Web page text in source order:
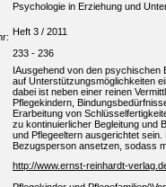
Psychologie in Erziehung und
Heft 3 / 2011
233 - 236
IAusgehend von den psychischen
auf Unterstützungsmöglichkeiten
dabei ist neben einer reinen
Pflegekindern,
Erarbeitung von
zu kontinuierlicher Begleitung und
und Pflegeeltern ausgerichtet
Bezugsperson ansetzen, sodass
http://www.ernst-reinhardt-